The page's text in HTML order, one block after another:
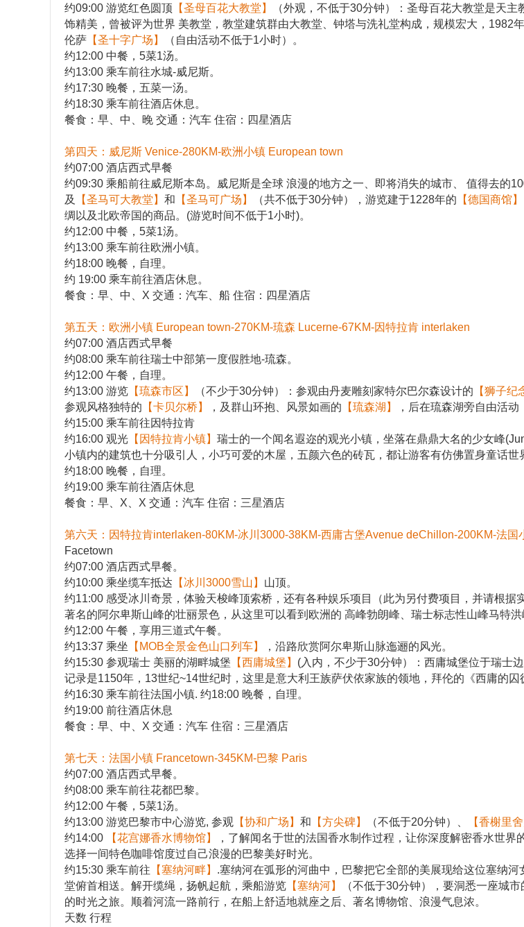
约09:00 游览红色圆顶 【圣母百花大教堂】
（外观，不低于30分钟）：圣母百花大教堂是天
饰精美，曾被评为世界 美教堂，教堂建筑群由大教堂、钟塔与洗礼堂构成，规模宏大，1982
伦萨 【圣十字广场】
（自由活动不低于1小时）。
约12:00 中餐，5菜1汤。
约13:00 乘车前往水城-威尼斯。
约17:30 晚餐，五菜一汤。
约18:30 乘车前往酒店休息。
餐食：早、中、晚 交通：汽车 住宿：四星酒店
第四天：威尼斯 Venice-280KM-欧洲小镇 European town
约07:00 酒店西式早餐
约09:30 乘船前往威尼斯本岛。威尼斯是全球 浪漫的地方之一、即将消失的城市、 值得去的
及
【圣马可大教堂】 和 【圣马可广场】 （共不低于30分钟），游览建于1228年的 【德国商馆】
绸以及北欧帝国的商品。(游览时间不低于1小时)。
约12:00 中餐，5菜1汤。
约13:00 乘车前往欧洲小镇。
约18:00 晚餐，自理。
约 19:00 乘车前往酒店休息。
餐食：早、中、X 交通：汽车、船 住宿：四星酒店
第五天：欧洲小镇 European town-270KM-琉森 Lucerne-67KM-因特拉肯 interlaken
约07:00 酒店西式早餐
约08:00 乘车前往瑞士中部第一度假胜地-琉森。
约12:00 午餐，自理。
约13:00 游览 【琉森市区】 （不少于30分钟）：参观由丹麦雕刻家特尔巴尔森设计的 【狮子纪
参观风格独特的 【卡贝尔桥】 ，及群山环抱、风景如画的 【琉森湖】
，后在琉森湖旁自由活动
约15:00 乘车前往因特拉肯
约16:00 观光 【因特拉肯小镇】 瑞士的一个闻名遐迩的观光小镇，坐落在鼎鼎大名的少女峰
小镇内的建筑也十分吸引人，小巧可爱的木屋，五颜六色的砖瓦，都让游客有仿佛置身童话世
约18:00 晚餐，自理。
约19:00 乘车前往酒店休息
餐食：早、X、X 交通：汽车 住宿：三星酒店
第六天：因特拉肯interlaken-80KM-冰川3000-38KM-西庸古堡Avenue deChillon-200KM-法国
Facetown
约07:00 酒店西式早餐。
约10:00 乘坐缆车抵达 【冰川3000雪山】 山顶。
约11:00 感受冰川奇景，体验天梭峰顶索桥，还有各种娱乐项目（此为另付费项目，并请根
著名的阿尔卑斯山峰的壮丽景色，从这里可以看到欧洲的 高峰勃朗峰、瑞士标志性山峰马特洪
约12:00 午餐，享用三道式午餐。
约13:37 乘坐 【MOB全景金色山口列车】
，沿路欣赏阿尔卑斯山脉迤逦的风光。
约15:30 参观瑞士 美丽的湖畔城堡 【西庸城堡】 (入内，不少于30分钟）：西庸城堡位于瑞士
记录是1150年，13世纪~14世纪时，这里是意大利王族萨伏依家族的领地，拜伦的《西庸的囚
约16:30 乘车前往法国小镇. 约18:00 晚餐，自理。
约19:00 前往酒店休息
餐食：早、中、X 交通：汽车 住宿：三星酒店
第七天：法国小镇 Francetown-345KM-巴黎 Paris
约07:00 酒店西式早餐。
约08:00 乘车前往花都巴黎。
约12:00 午餐，5菜1汤。
约13:00 游览巴黎市中心游览, 参观 【协和广场】 和 【方尖碑】 （不低于20分钟）、 【香榭里
约14:00 【花宫娜香水博物馆】 ，了解闻名于世的法国香水制作过程，让你深度解密香水世界
选择一间特色咖啡馆度过自己浪漫的巴黎美好时光。
约15:30 乘车前往 【塞纳河畔】 .塞纳河在弧形的河曲中，巴黎把它全部的美展现给这位塞纳
堂俯首相送。解开缆绳，扬帆起航，乘船游览 【塞纳河】
（不低于30分钟），要洞悉一座城
的时光之旅。顺着河流一路前行，在船上舒适地就座之后、著名博物馆、浪漫气息浓。
天数 行程